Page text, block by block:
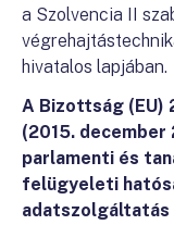
a Szolvencia II
hivatalos lapjában.
A Bizottság (EU)
(2015. december
parlamenti és
felügyeleti